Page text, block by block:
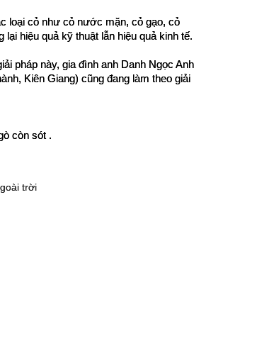
loại cỏ như cỏ nước mặn, cỏ gạo, cỏ
hiệu quả kỹ thuật lẫn hiệu quả kinh tế.
pháp này, gia đình anh Danh Ngọc Anh
Kiên Giang) cũng đang làm theo giải
còn sót .